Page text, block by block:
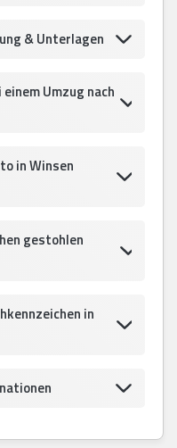
& Unterlagen
Umzug nach
in Winsen
gestohlen
in